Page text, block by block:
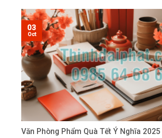
Văn Phòng Phẩm Quà Tết Ý Nghĩa 2025
03
Oct